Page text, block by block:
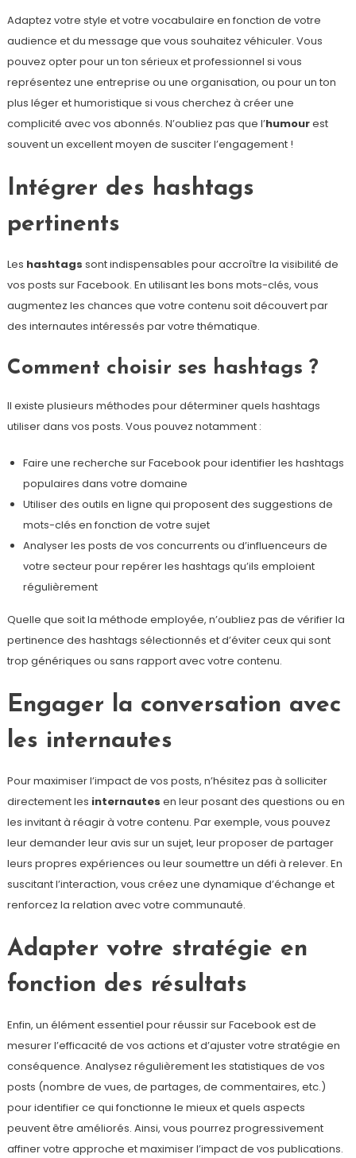
Adaptez votre style et votre vocabulaire en fonction de votre
audience et du message que vous souhaitez véhiculer. Vous
pouvez opter pour un ton sérieux et professionnel si vous
représentez une entreprise ou une organisation, ou pour un ton
plus léger et humoristique si vous cherchez à créer une
complicité avec vos abonnés. N’oubliez pas que l’humourest
souvent un excellent moyen de susciter l’engagement !
Intégrer des hashtags
pertinents
Les hashtags sont indispensables pour accroître la visibilité de
vos posts sur Facebook. En utilisant les bons mots-clés, vous
augmentez les chances que votre contenu soit découvert par
des internautes intéressés par votre thématique.
Comment choisir ses hashtags ?
Il existe plusieurs méthodes pour déterminer quels hashtags
utiliser dans vos posts. Vous pouvez notamment :
Faire une recherche sur Facebook pour identifier les hashtags
populaires dans votre domaine
Utiliser des outils en ligne qui proposent des suggestions de
mots-clés en fonction de votre sujet
Analyser les posts de vos concurrents ou d’influenceurs de
votre secteur pour repérer les hashtags qu’ils emploient
régulièrement
Quelle que soit la méthode employée, n’oubliez pas de vérifier la
pertinence des hashtags sélectionnés et d’éviter ceux qui sont
trop génériques ou sans rapport avec votre contenu.
Engager la conversation avec
les internautes
Pour maximiser l’impact de vos posts, n’hésitez pas à solliciter
directement les internautes en leur posant des questions ou en
les invitant à réagir à votre contenu. Par exemple, vous pouvez
leur demander leur avis sur un sujet, leur proposer de partager
leurs propres expériences ou leur soumettre un défi à relever. En
suscitant l’interaction, vous créez une dynamique d’échange et
renforcez la relation avec votre communauté.
Adapter votre stratégie en
fonction des résultats
Enfin, un élément essentiel pour réussir sur Facebook est de
mesurer l’efficacité de vos actions et d’ajuster votre stratégie en
conséquence. Analysez régulièrement les statistiques de vos
posts (nombre de vues, de partages, de commentaires, etc.)
pour identifier ce qui fonctionne le mieux et quels aspects
peuvent être améliorés. Ainsi, vous pourrez progressivement
affiner votre approche et maximiser l’impact de vos publications.